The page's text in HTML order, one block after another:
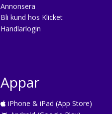
Annonsera
Bli kund hos Klicket
Handlarlogin
Appar
iPhone & iPad (App Store)